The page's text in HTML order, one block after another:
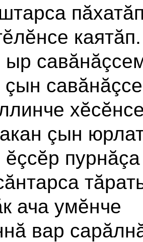
каятăп.
ыр
çын
çын
пурнăçа
ача умĕнче
вар